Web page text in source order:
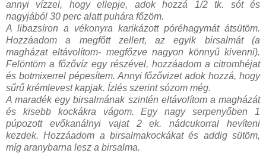
annyi vízzel, hogy ellepje, adok hozzá 1/2 tk. sót és
nagyjából 30 perc alatt puhára főzöm.
A libazsíron a vékonyra karikázott póréhagymát átsütöm.
Hozzáadom a megfőtt zellert, az egyik birsalmát (a
magházat eltávolítom- megfőzve nagyon könnyű kivenni).
Felöntöm a főzővíz egy részével, hozzáadom a citromhéjat
és botmixerrel pépesítem. Annyi főzővizet adok hozzá, hogy
sűrű krémlevest kapjak. Ízlés szerint sózom még.
A maradék egy birsalmának szintén eltávolítom a magházát
és kisebb kockákra vágom. Egy nagy serpenyőben 1
púpozott evőkanálnyi vajat 2 ek. nádcukorral hevíteni
kezdek. Hozzáadom a birsalmakockákat és addig sütöm,
míg aranybarna lesz a birsalma.